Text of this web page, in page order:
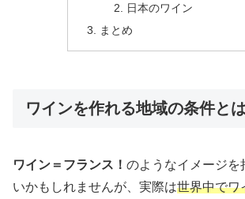
日本のワイン
まとめ
ワインを作れる地域の条件と
ワイン＝フランス！ のようなイメージを
いかもしれませんが、実際は世界中でワ